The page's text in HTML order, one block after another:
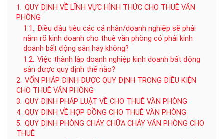
1. QUY ĐỊNH VỀ LĨNH VỰC HÌNH THỨC CHO THUÊ VĂN
PHÒNG
1.1. Điều đầu tiêu các cá nhân/doanh nghiệp sẽ phải
nắm rõ kinh doanh cho thuê văn phòng có phải kinh
doanh bất động sản hay không?
1.2. Việc thành lập doanh nghiệp kinh doanh bất động
sản được quy định thế nào?
2. VỐN PHÁP ĐỊNH ĐƯỢC QUY ĐỊNH TRONG ĐIỀU KIỆN
CHO THUÊ VĂN PHÒNG
3. QUY ĐỊNH PHÁP LUẬT VỀ CHO THUÊ VĂN PHÒNG
4. QUY ĐỊNH VỀ HỢP ĐỒNG CHO THUÊ VĂN PHÒNG
5. QUY ĐỊNH PHÒNG CHÁY CHỮA CHÁY VĂN PHÒNG CHO
THUÊ